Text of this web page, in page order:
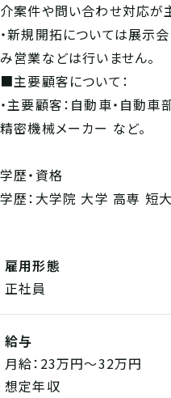
介案件や問い合わせ対応が
・新規開拓については展示
み営業などは行いません。
■主要顧客について：
・主要顧客：自動車・自動車
精密機械メーカー など。
学歴・資格
学歴：大学院 大学 高専 短
雇用形態
正社員
給与
月給：23万円～32万円
想定年収